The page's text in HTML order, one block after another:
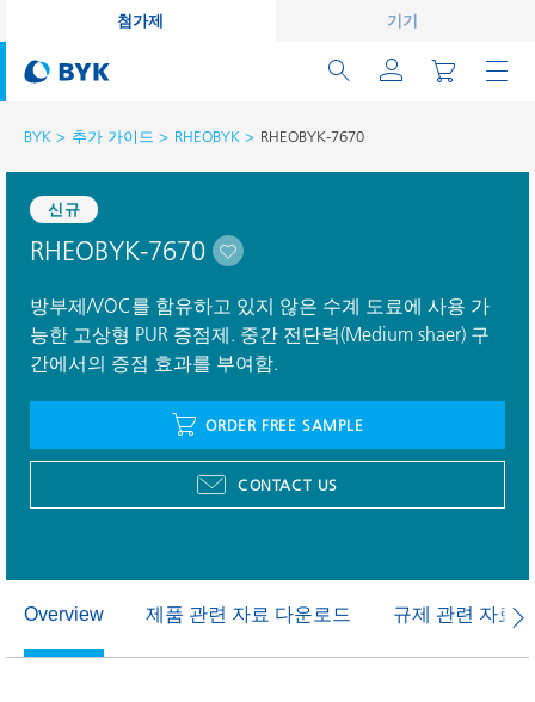
첨가제 기기
BYK 추가 가이드 RHEOBYK RHEOBYK-7670
신규
RHEOBYK-7670
방부제/VOC를 함유하고 있지 않은 수계 도료에 사용 가
능한 고상형 PUR 증점제. 중간 전단력(Medium shaer) 구
간에서의 증점 효과를 부여함.
ORDER FREE SAMPLE
CONTACT US
Overview 제품 관련 자료 다운로드 규제 관련 자료